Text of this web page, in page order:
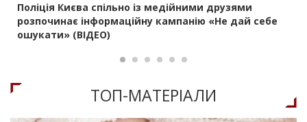
Поліція Києва спільно із медійними друзями
розпочинає інформаційну кампанію «Не дай себе
ошукати» (ВІДЕО)
ТОП-МАТЕРIАЛИ